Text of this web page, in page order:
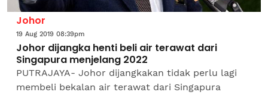
Johor
19 Aug 2019 08:39pm
Johor dijangka henti beli air terawat dari
Singapura menjelang 2022
PUTRAJAYA- Johor dijangkakan tidak perlu lagi
membeli bekalan air terawat dari Singapura